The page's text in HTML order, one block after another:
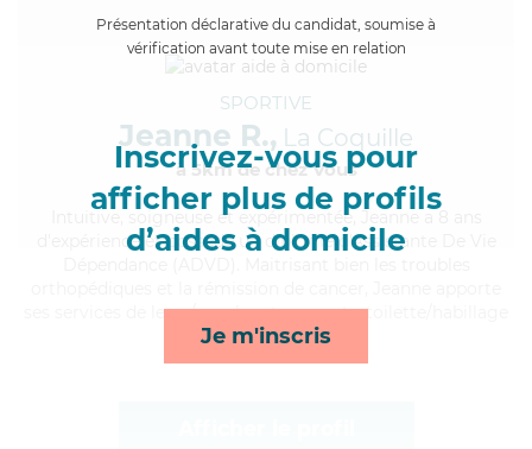
Présentation déclarative du candidat, soumise à
vérification avant toute mise en relation
Inscrivez-vous pour
afficher plus de profils
d’aides à domicile
Je m'inscris
SPORTIVE
Jeanne R., La Coquille
à 5km de chez Vous
, soigneuse et expérimentée, Jeanne a 8 ans
d'expérience et possède un diplôme d'Assistante De Vie
ses services de lever/coucher, transports, toilette/habillage
et mobilité*